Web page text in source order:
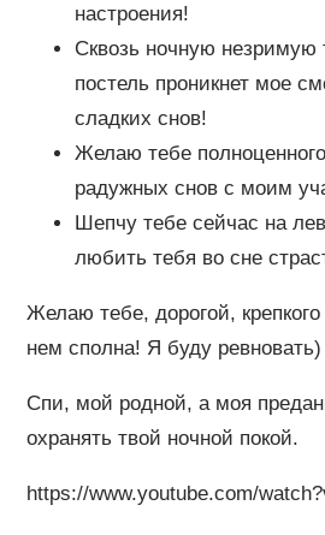
настроения!
Сквозь ночную незримую
постель проникнет мое
сладких снов!
Желаю тебе
радужных снов с моим
Шепчу тебе сейчас на
любить тебя во сне
Желаю тебе, дорогой,
нем сполна! Я буду ревновать)
Спи, мой родной, а моя
охранять твой ночной покой.
https://www.youtube.com/